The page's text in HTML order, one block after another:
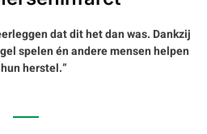
dat dit het dan was. Dankzij
spelen én andere mensen helpen
herstel.”